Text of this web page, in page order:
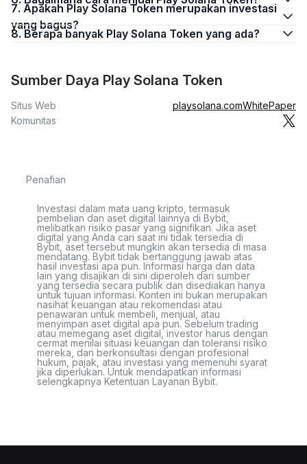
7. Apakah Play Solana Token merupakan investasi
yang bagus?
8. Berapa banyak Play Solana Token yang ada?
Sumber Daya Play Solana Token
Situs Web playsolana.comWhitePaper
Komunitas
Penafian
Investasi dalam mata uang kripto, termasuk
pembelian dan aset digital lainnya di Bybit,
melibatkan risiko pasar yang signifikan. Jika aset
digital yang Anda cari saat ini tidak tersedia di
Bybit, aset tersebut mungkin akan tersedia di masa
mendatang. Bybit tidak bertanggung jawab atas
hasil investasi apa pun. Informasi harga dan data
lain yang disajikan di sini diperoleh dari sumber
yang tersedia secara publik dan disediakan hanya
untuk tujuan informasi. Konten ini bukan merupakan
nasihat keuangan atau rekomendasi atau
penawaran untuk membeli, menjual, atau
menyimpan aset digital apa pun. Sebelum trading
atau memegang aset digital, investor harus dengan
cermat menilai situasi keuangan dan toleransi risiko
mereka, dan berkonsultasi dengan profesional
hukum, pajak, atau investasi yang memenuhi syarat
jika diperlukan. Untuk mendapatkan informasi
selengkapnya Ketentuan Layanan Bybit.